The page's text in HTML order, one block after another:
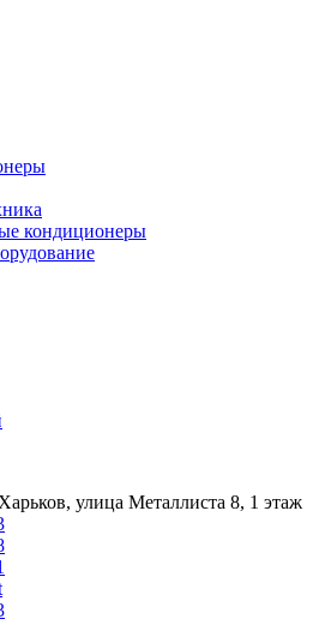
кондиционеры
улица Металлиста 8, 1 этаж